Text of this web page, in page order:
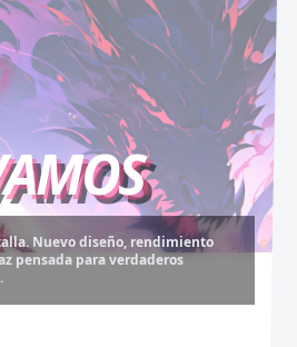
Nuevo diseño, rendimiento
pensada para verdaderos
Recarga tus monedas
más exclusivo sin límites.
Experiencia sin anuncios,
anticipado.